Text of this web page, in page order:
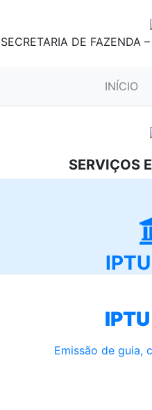
SECRETARIA DE FAZENDA
INÍCIO
SERVIÇOS
Emissão de guia,